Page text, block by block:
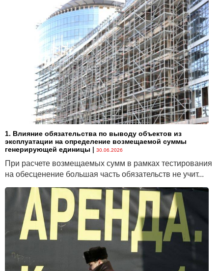
1. Влияние обязательства по выводу объектов из
эксплуатации на определение возмещаемой суммы
генерирующей единицы | 30.06.2026
При расчете возмещаемых сумм в рамках тестирования
на обесценение большая часть обязательств не учит...